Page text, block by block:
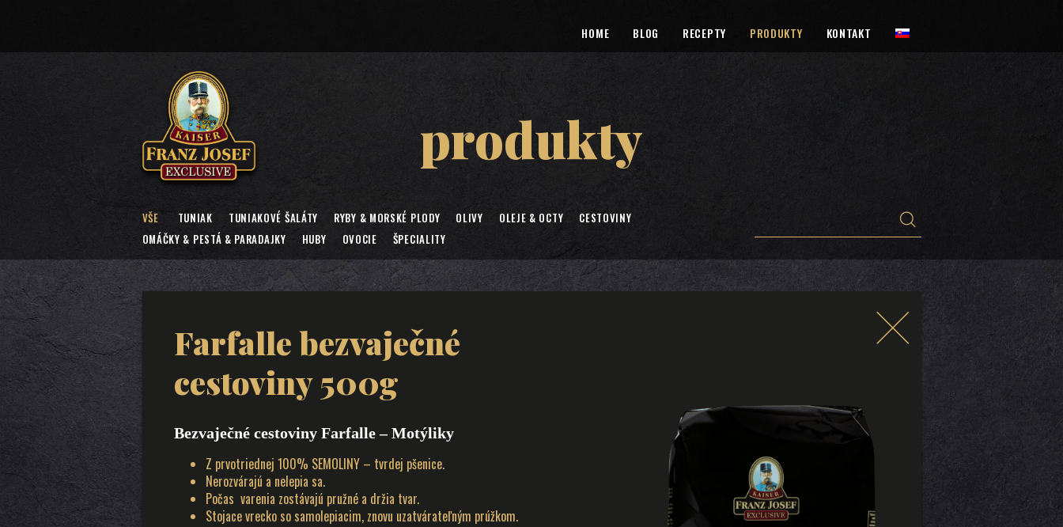
HOME BLOG RECEPTY PRODUKTY KONTAKT
produkty
VŠE TUNIAK TUNIAKOVÉ ŠALÁTY RYBY & MORSKÉ PLODY OLIVY OLEJE & OCTY
CESTOVINY
OMÁČKY & PESTÁ & PARADAJKY
HUBY OVOCIE ŠPECIALITY
Farfalle bezvaječné
cestoviny 500g
Bezvaječné cestoviny Farfalle – Motýliky
Z prvotriednej 100% SEMOLINY – tvrdej pšenice.
Nerozvárajú a nelepia sa.
Počas varenia zostávajú pružné a držia tvar.
Stojace vrecko so samolepiacim, znovu uzatvárateľným prúžkom.